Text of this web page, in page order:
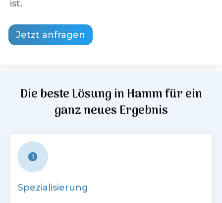
ist.
Jetzt anfragen
Die beste Lösung inHammfür ein
ganz neues Ergebnis
Spezialisierung